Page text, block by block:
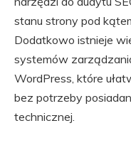
stanu strony pod
Dodatkowo istnieje
systemów
WordPress, które
bez potrzeby
technicznej.